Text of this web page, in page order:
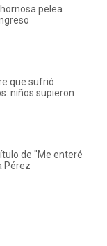
pelea
que sufrió
niños supieron
de "Me enteré
Pérez